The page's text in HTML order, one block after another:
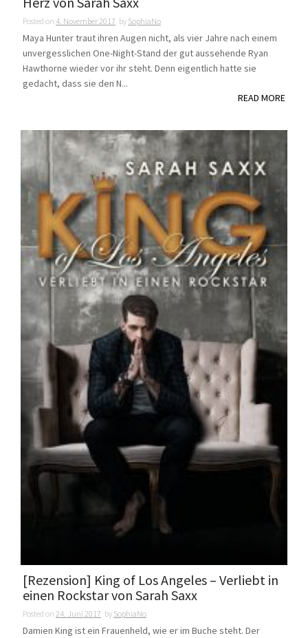
Posted on 4. November 2017 by SophiaNo
Maya Hunter traut ihren Augen nicht, als vier Jahre nach einem
unvergesslichen One-Night-Stand der gut aussehende Ryan
Hawthorne wieder vor ihr steht. Denn eigentlich hatte sie
gedacht, dass sie den N...
READ MORE
[Rezension] King of Los Angeles – Verliebt in
einen Rockstar von Sarah Saxx
Posted on 24. Juni 2017 by SophiaNo
Damien King ist ein Frauenheld, wie er im Buche steht. Der